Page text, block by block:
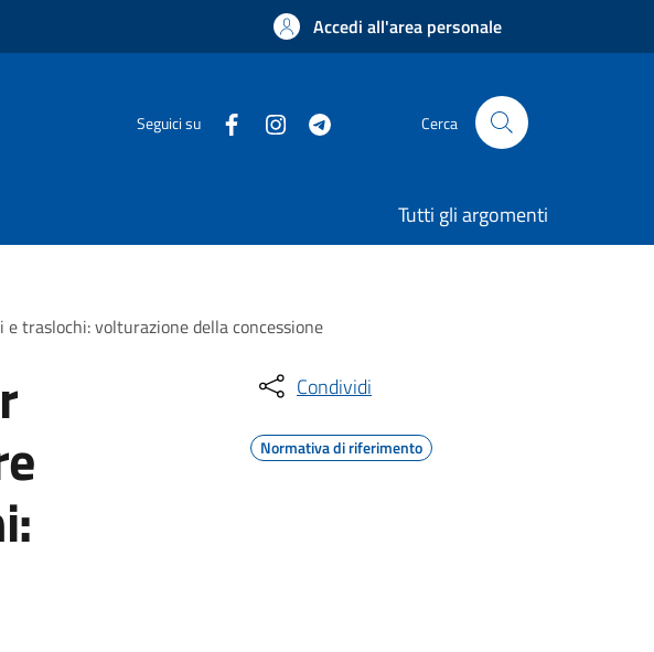
Accedi all'area personale
Seguici su Cerca
Tutti gli argomenti
traslochi: volturazione della concessione
Condividi
Normativa di riferimento